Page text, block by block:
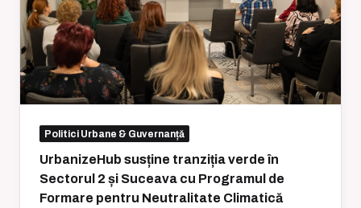
Politici Urbane & Guvernanță
UrbanizeHub susține tranziția verde în
Sectorul 2 și Suceava cu Programul de
Formare pentru Neutralitate Climatică